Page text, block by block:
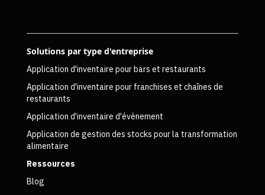
Solutions par type d'entreprise
Application d'inventaire pour bars et restaurants
Application d'inventaire pour franchises et chaînes de
restaurants
Application d'inventaire d'évènement
Application de gestion des stocks pour la transformation
alimentaire
Ressources
Blog